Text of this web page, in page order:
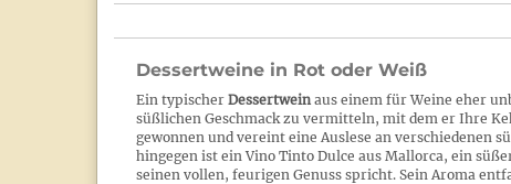
Dessertweine in Rot oder Weiß
Ein typischer Dessertweinaus einem für Weine eher
süßlichen Geschmack zu vermitteln, mit dem er Ihre
gewonnen und vereint eine Auslese an verschiedenen
hingegen ist ein Vino Tinto Dulce aus Mallorca, ein
seinen vollen, feurigen Genuss spricht. Sein Aroma